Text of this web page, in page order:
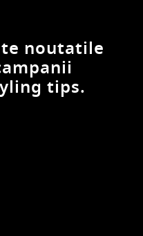
noutatile
tips.